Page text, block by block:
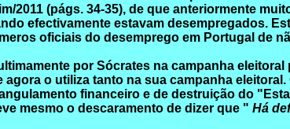
2011 (págs. 34-35), de que anteriormente
efectivamente estavam desempregados.
oficiais do desemprego em Portugal de
por Sócrates na campanha
o utiliza tanto na sua campanha
financeiro e de destruição do
mesmo o descaramento de dizer que " Há